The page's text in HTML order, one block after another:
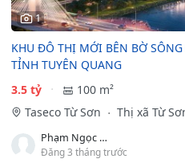
1
KHU ĐÔ THỊ MỚI BÊN BỜ
TỈNH TUYÊN QUANG
3.5 tỷ
100 m²
Taseco Từ Sơn
Thị xã Từ
Phạm Ngọc Hiếu
Đăng 3 tháng trước